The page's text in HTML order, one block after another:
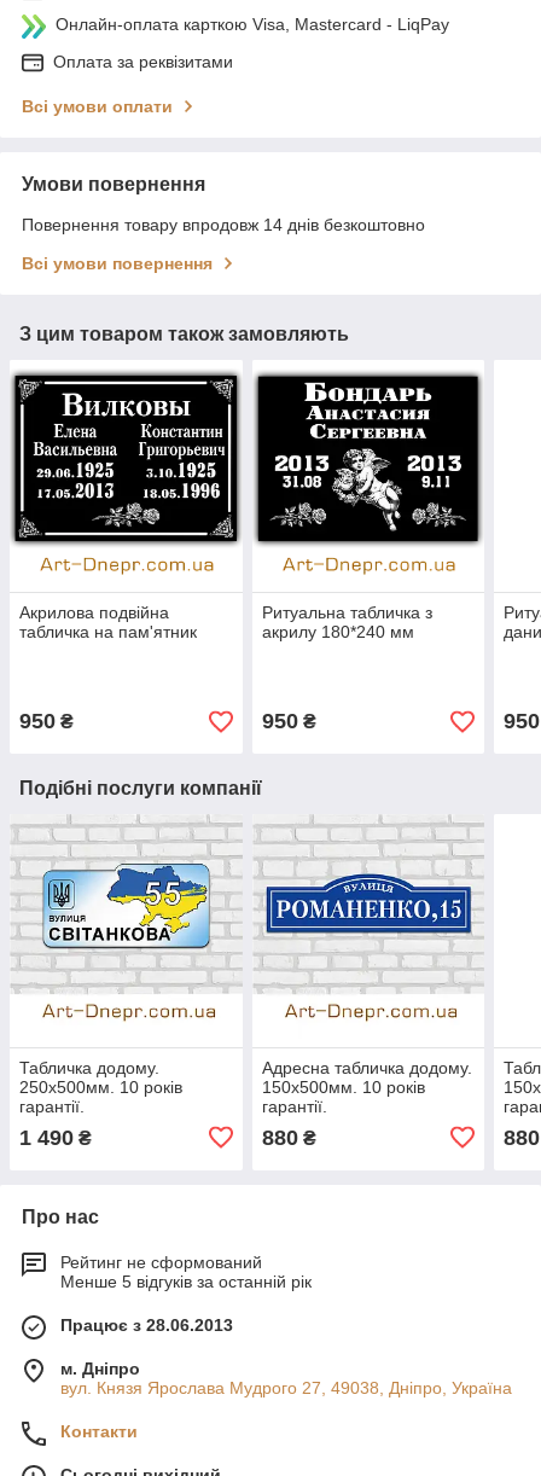
Онлайн-оплата карткою Visa, Mastercard - LiqPay
Оплата за реквізитами
Всі умови оплати
Умови повернення
Повернення товару впродовж 14 днів безкоштовно
Всі умови повернення
З цим товаром також замовляють
Акрилова подвійна
табличка на пам'ятник
950 ₴
Ритуальна табличка з
акрилу 180*240 мм
950₴ 950
Подібні послуги компанії
Табличка додому.
250х500мм. 10 років
гарантії.
1 490 ₴
Адресна табличка додому.
150х500мм. 10 років
гарантії.
880₴ 880
Про нас
Рейтинг не сформований
Менше 5 відгуків за останній рік
Працює з 28.06.2013
м. Дніпро
вул. Князя Ярослава Мудрого 27, 49038, Дніпро, Україна
Контакти